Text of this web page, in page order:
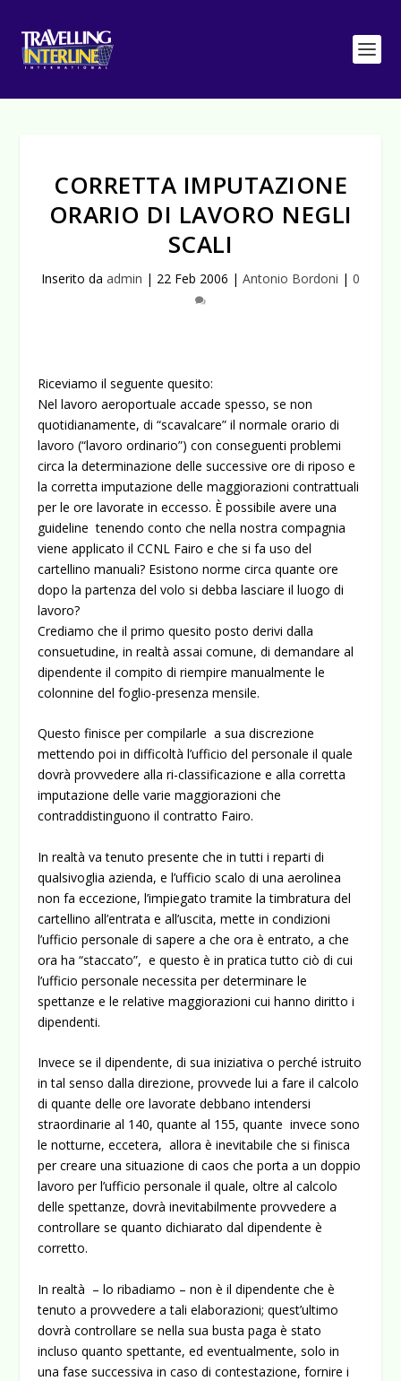
CORRETTA IMPUTAZIONE
ORARIO DI LAVORO NEGLI
SCALI
Inserito da admin | 22 Feb 2006 | Antonio Bordoni | 0
Riceviamo il seguente quesito:
Nel lavoro aeroportuale accade spesso, se non
quotidianamente, di “scavalcare” il normale orario di
lavoro (“lavoro ordinario”) con conseguenti problemi
circa la determinazione delle successive ore di riposo e
la corretta imputazione delle maggiorazioni contrattuali
per le ore lavorate in eccesso. È possibile avere una
guideline tenendo conto che nella nostra compagnia
viene applicato il CCNL Fairo e che si fa uso del
cartellino manuali? Esistono norme circa quante ore
dopo la partenza del volo si debba lasciare il luogo di
lavoro?
Crediamo che il primo quesito posto derivi dalla
consuetudine, in realtà assai comune, di demandare al
dipendente il compito di riempire manualmente le
colonnine del foglio-presenza mensile.
Questo finisce per compilarle a sua discrezione
mettendo poi in difficoltà l’ufficio del personale il quale
dovrà provvedere alla ri-classificazione e alla corretta
imputazione delle varie maggiorazioni che
contraddistinguono il contratto Fairo.
In realtà va tenuto presente che in tutti i reparti di
qualsivoglia azienda, e l’ufficio scalo di una aerolinea
non fa eccezione, l’impiegato tramite la timbratura del
cartellino all’entrata e all’uscita, mette in condizioni
l’ufficio personale di sapere a che ora è entrato, a che
ora ha “staccato”, e questo è in pratica tutto ciò di cui
l’ufficio personale necessita per determinare le
spettanze e le relative maggiorazioni cui hanno diritto i
dipendenti.
Invece se il dipendente, di sua iniziativa o perché istruito
in tal senso dalla direzione, provvede lui a fare il calcolo
di quante delle ore lavorate debbano intendersi
straordinarie al 140, quante al 155, quante invece sono
le notturne, eccetera, allora è inevitabile che si finisca
per creare una situazione di caos che porta a un doppio
lavoro per l’ufficio personale il quale, oltre al calcolo
delle spettanze, dovrà inevitabilmente provvedere a
controllare se quanto dichiarato dal dipendente è
corretto.
In realtà – lo ribadiamo – non è il dipendente che è
tenuto a provvedere a tali elaborazioni; quest’ultimo
dovrà controllare se nella sua busta paga è stato
incluso quanto spettante, ed eventualmente, solo in
una fase successiva in caso di contestazione, fornire i